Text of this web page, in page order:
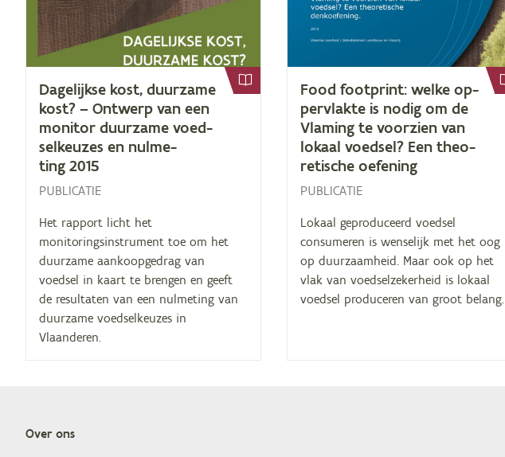
Da­ge­lijk­se kost, duur­za­me
kost? – Ont­werp van een
mo­ni­tor duur­za­me voed­
sel­keu­zes en nul­me­
ting 2015
PUBLICATIE
Het rapport licht het
monitoringsinstrument toe om het
duurzame aankoopgedrag van
voedsel in kaart te brengen en geeft
de resultaten van een nulmeting van
duurzame voedselkeuzes in
Vlaanderen.
Food foot­print: wel­ke op­
per­vlak­te is no­dig om de
Vla­ming te voor­zien van
lo­kaal voed­sel? Een the­o­
re­ti­sche oefening
PUBLICATIE
Lokaal geproduceerd voedsel
consumeren is wenselijk met het oog
op duurzaamheid. Maar ook op het
vlak van voedselzekerheid is lokaal
voedsel produceren van groot belang.
Doormat
Over ons